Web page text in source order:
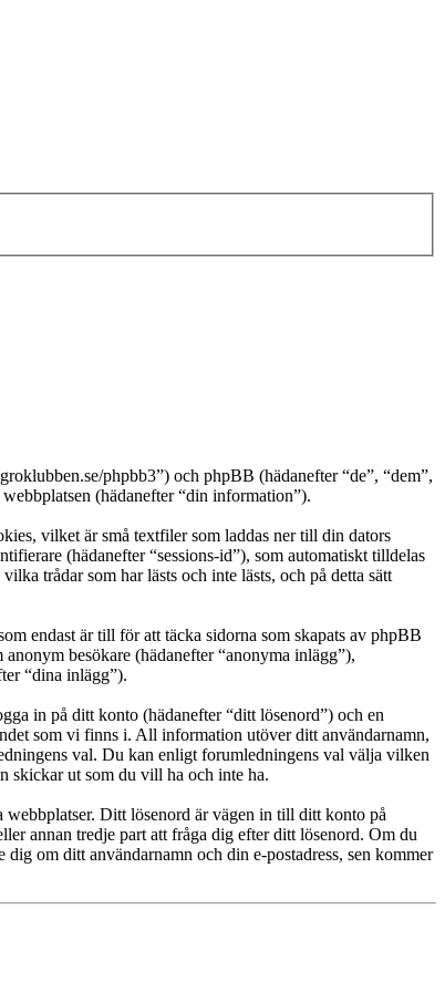
phpbb3”) och phpBB (hädanefter “de”, “dem”,
(hädanefter “din information”).
vilket är små textfiler som laddas ner till din dators
(hädanefter “sessions-id”), som automatiskt tilldelas
trådar som har lästs och inte lästs, och på detta sätt
endast är till för att täcka sidorna som skapats av phpBB
besökare (hädanefter “anonyma inlägg”),
“dina inlägg”).
in på ditt konto (hädanefter “ditt lösenord”) och en
som vi finns i. All information utöver ditt användarnamn,
val. Du kan enligt forumledningens val välja vilken
skickar ut som du vill ha och inte ha.
webbplatser. Ditt lösenord är vägen in till ditt konto på
annan tredje part att fråga dig efter ditt lösenord. Om du
om ditt användarnamn och din e-postadress, sen kommer